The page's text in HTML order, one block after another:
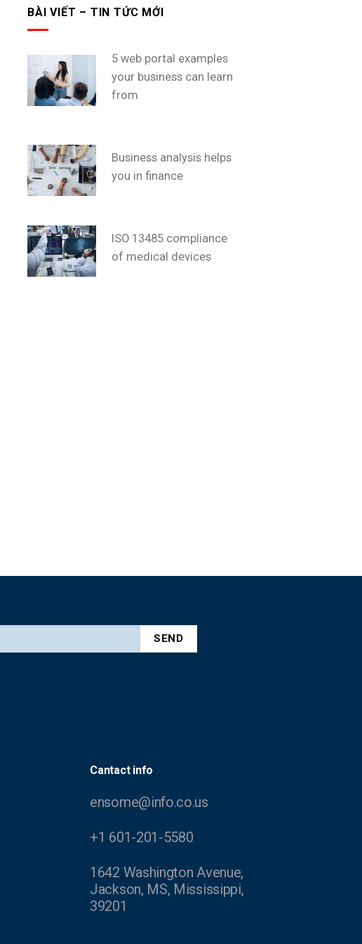
BÀI VIẾT – TIN TỨC MỚI
5 web portal examples
your business can learn
from
Business analysis helps
you in finance
ISO 13485 compliance
of medical devices
Cantact info
ensome@info.co.us
+1 601-201-5580
1642 Washington Avenue,
Jackson, MS, Mississippi,
39201